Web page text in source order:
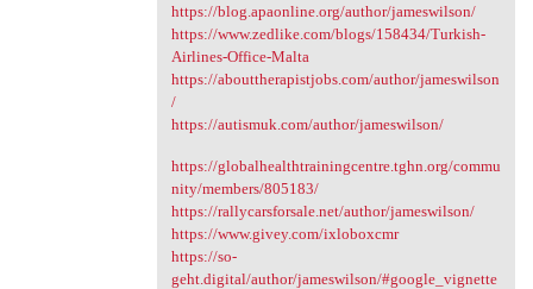
https://blog.apaonline.org/author/jameswilson/
https://www.zedlike.com/blogs/158434/Turkish-
Airlines-Office-Malta
https://abouttherapistjobs.com/author/jameswilson
/
https://autismuk.com/author/jameswilson/
https://globalhealthtrainingcentre.tghn.org/commu
nity/members/805183/
https://rallycarsforsale.net/author/jameswilson/
https://www.givey.com/ixloboxcmr
https://so-
geht.digital/author/jameswilson/#google_vignette